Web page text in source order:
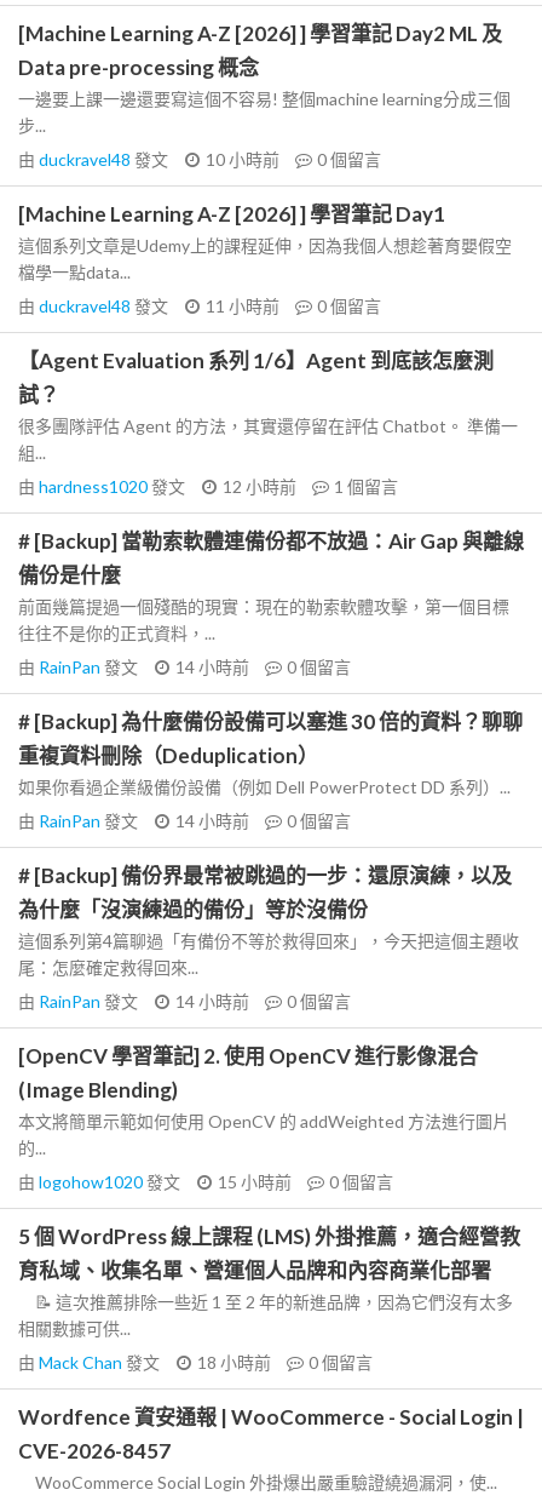
[Machine Learning A-Z [2026] ] 學習筆記 Day2 ML 及
Data pre-processing 概念
一邊要上課一邊還要寫這個不容易! 整個machine learning分成三個
步...
由 duckravel48 發文 10 小時前 0個留言
[Machine Learning A-Z [2026] ] 學習筆記 Day1
這個系列文章是Udemy上的課程延伸，因為我個人想趁著育嬰假空
檔學一點data...
由 duckravel48 發文 11 小時前 0個留言
【Agent Evaluation 系列 1/6】Agent 到底該怎麼測
試？
很多團隊評估 Agent 的方法，其實還停留在評估 Chatbot。 準備一
組...
由 hardness1020發文 12 小時前 1 個留言
# [Backup] 當勒索軟體連備份都不放過：Air Gap 與離線
備份是什麼
前面幾篇提過一個殘酷的現實：現在的勒索軟體攻擊，第一個目標
往往不是你的正式資料，...
由 RainPan 發文 14 小時前 0個留言
# [Backup] 為什麼備份設備可以塞進 30 倍的資料？聊聊
重複資料刪除（Deduplication）
如果你看過企業級備份設備（例如 Dell PowerProtect DD 系列）...
由 RainPan 發文 14 小時前 0個留言
# [Backup] 備份界最常被跳過的一步：還原演練，以及
為什麼「沒演練過的備份」等於沒備份
這個系列第4篇聊過「有備份不等於救得回來」，今天把這個主題收
尾：怎麼確定救得回來...
由 RainPan 發文 14 小時前 0個留言
[OpenCV 學習筆記] 2. 使用 OpenCV 進行影像混合
(Image Blending)
本文將簡單示範如何使用 OpenCV 的 addWeighted 方法進行圖片
的...
由 logohow1020發文 15 小時前 0個留言
5 個 WordPress 線上課程 (LMS) 外掛推薦，適合經營教
育私域、收集名單、營運個人品牌和內容商業化部署
📝 這次推薦排除一些近 1 至 2 年的新進品牌，因為它們沒有太多
相關數據可供...
由 Mack Chan 發文 18 小時前 0個留言
Wordfence 資安通報 | WooCommerce - Social Login |
CVE-2026-8457
WooCommerce Social Login 外掛爆出嚴重驗證繞過漏洞，使...